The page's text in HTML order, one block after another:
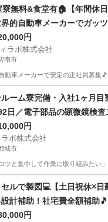
他 未経験
寮無料&食堂有🏠【年間休
的自動車メーカーでガッ
円
ラボ株式会社
南市
動車メーカーで安定の正社員募
ーム寮完備・入社1ヶ月目
日／電子部品の顕微鏡検査
円
ボ株式会社
城市
ツと集中して作業に取り組みた
電子部品
ルで製図💻【土日祝休×日
計補助！社宅費全額補助
円